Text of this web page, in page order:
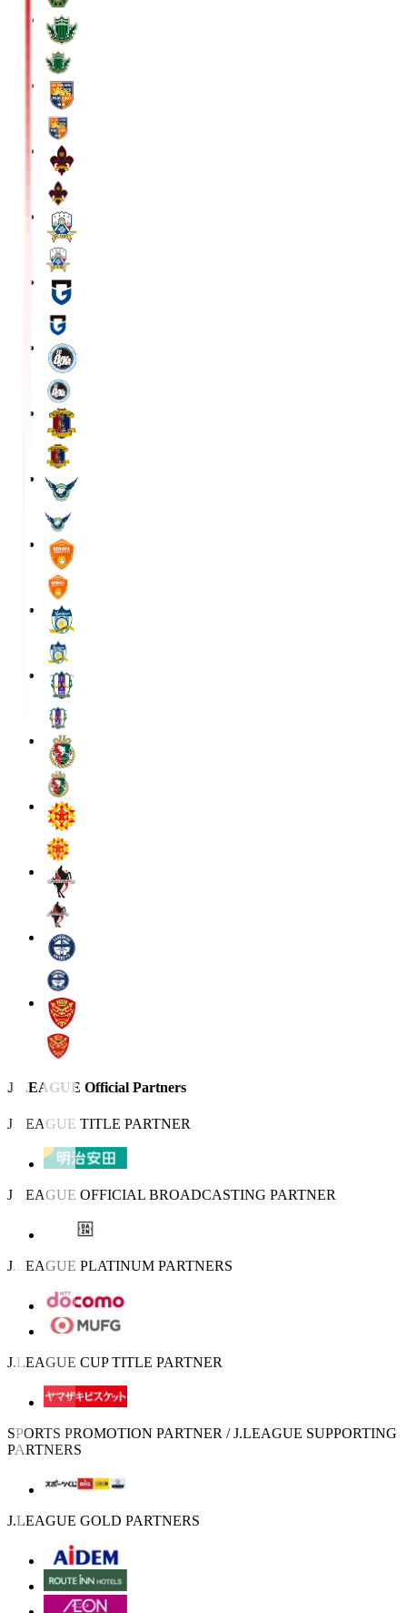
J.LEAGUE Official Partners
J.LEAGUE TITLE PARTNER
J.LEAGUE OFFICIAL BROADCASTING PARTNER
J.LEAGUE PLATINUM PARTNERS
J.LEAGUE CUP TITLE PARTNER
SPORTS PROMOTION PARTNER / J.LEAGUE SUPPORTING
PARTNERS
J.LEAGUE GOLD PARTNERS